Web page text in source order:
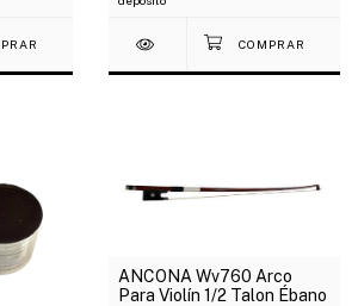
ANCONA Wv760 Arco
Para Violín 1/2 Talon Ébano